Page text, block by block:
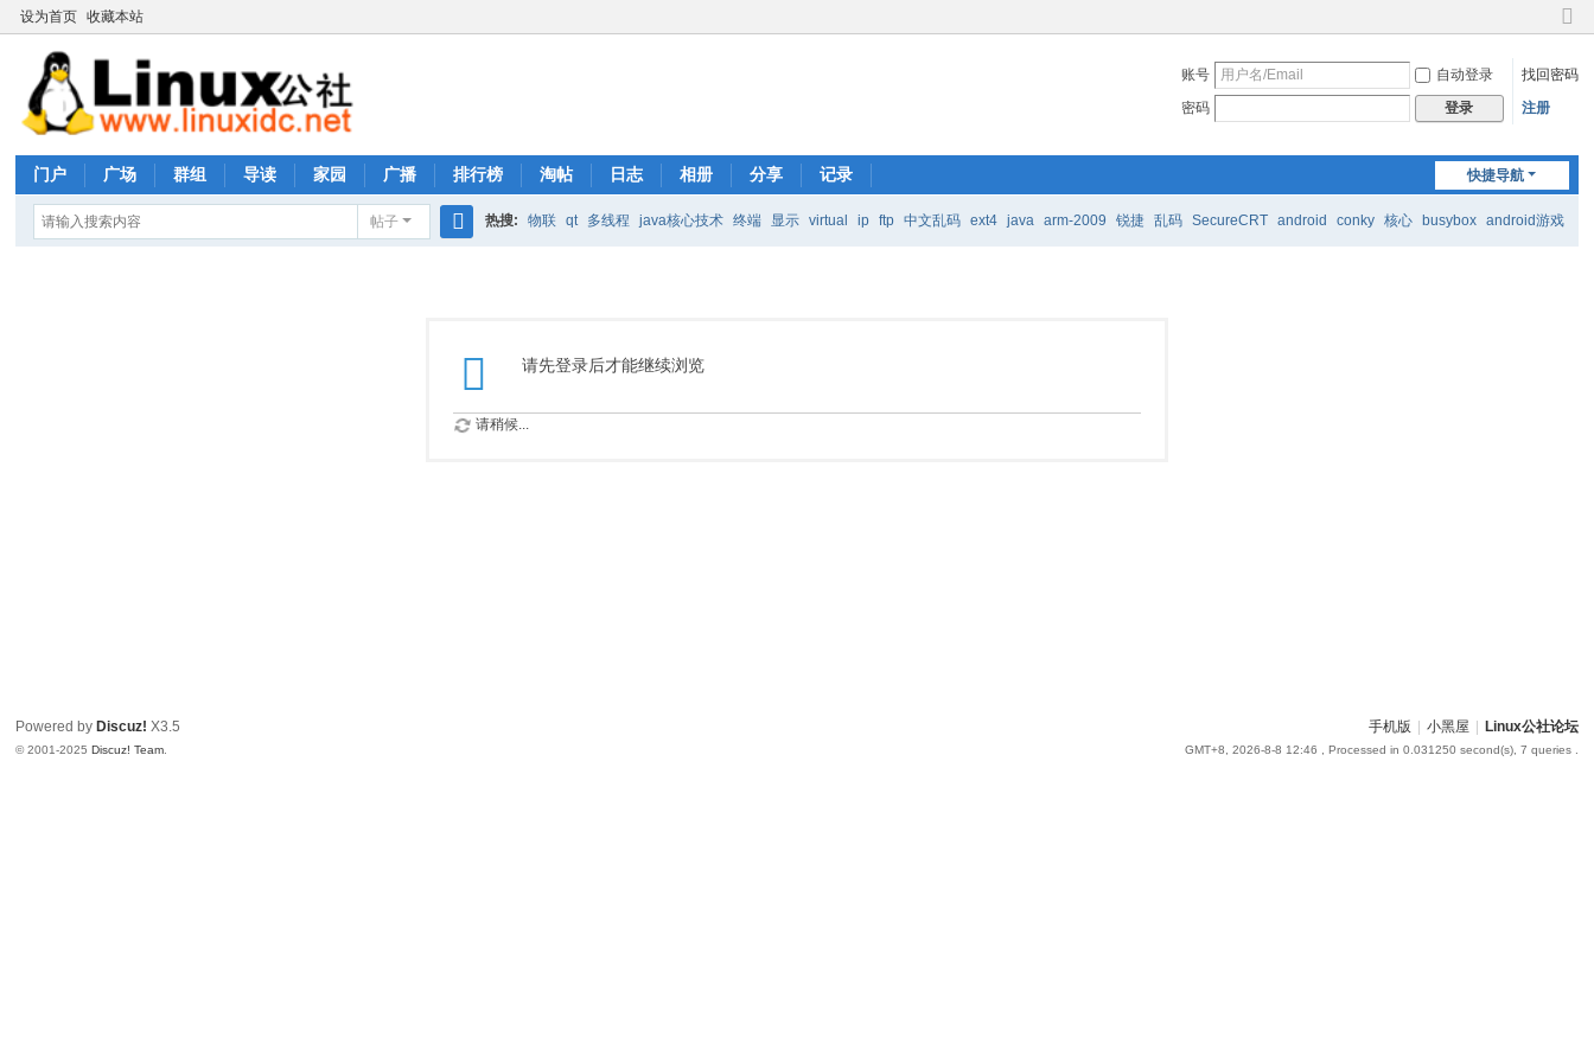
设为首页 收藏本站
切
到
账号 自动登录
找回密码
密码
登录 注册
快捷导航
门户 广场 群组 导读 家园 广播 排行榜 淘帖 日志 相册 分享 记录
帖子 热搜: 物联 qt 多线程 java核心技术 终端 显示 virtual ip ftp 中文乱码 ext4 java arm-2009 锐捷 乱码 SecureCRT android conky 核心 busybox android游戏
请先登录后才能继续浏览
请稍候...
手机版 小黑屋 Linux公社论坛
GMT+8, 2026-8-8 12:46 , Processed in 0.031250 second(s), 7 queries .
Powered by Discuz! X3.5
© 2001-2025Discuz! Team